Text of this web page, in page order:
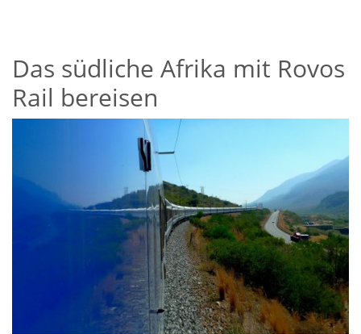
Das südliche Afrika mit Rovos
Rail bereisen